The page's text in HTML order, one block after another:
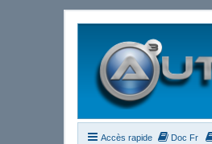
Accès rapide Doc Fr